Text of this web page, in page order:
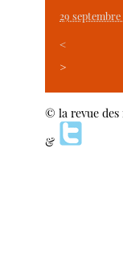
29 septembre
<
>
© la revue des
&